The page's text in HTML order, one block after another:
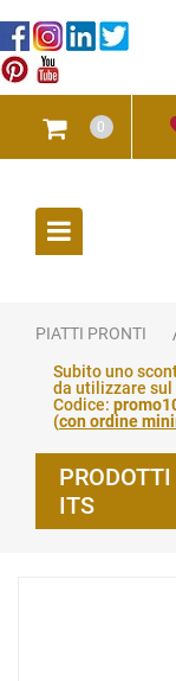
0
PIATTI PRONTI
Subito uno
da utilizzare
Codice:
(con ordine
PRODOTTI
ITS